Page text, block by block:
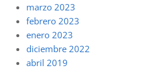
marzo 2023
febrero 2023
enero 2023
diciembre 2022
abril 2019